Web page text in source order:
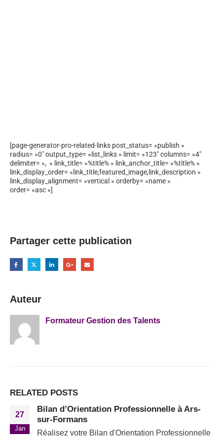
[page-generator-pro-related-links post_status= »publish »
radius= »0″ output_type= »list_links » limit= »123″ columns= »4″
delimiter= », » link_title= »%title% » link_anchor_title= »%title% »
link_display_order= »link_title,featured_image,link_description »
link_display_alignment= »vertical » orderby= »name »
order= »asc »]
Partager cette publication
Auteur
Formateur Gestion des Talents
RELATED POSTS
27
Jan
Bilan d’Orientation Professionnelle à Ars-
sur-Formans
Réalisez votre Bilan d'Orientation Professionnelle